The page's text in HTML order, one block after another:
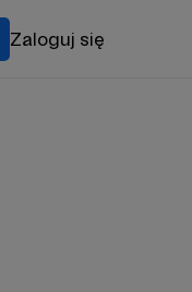
Zaloguj się